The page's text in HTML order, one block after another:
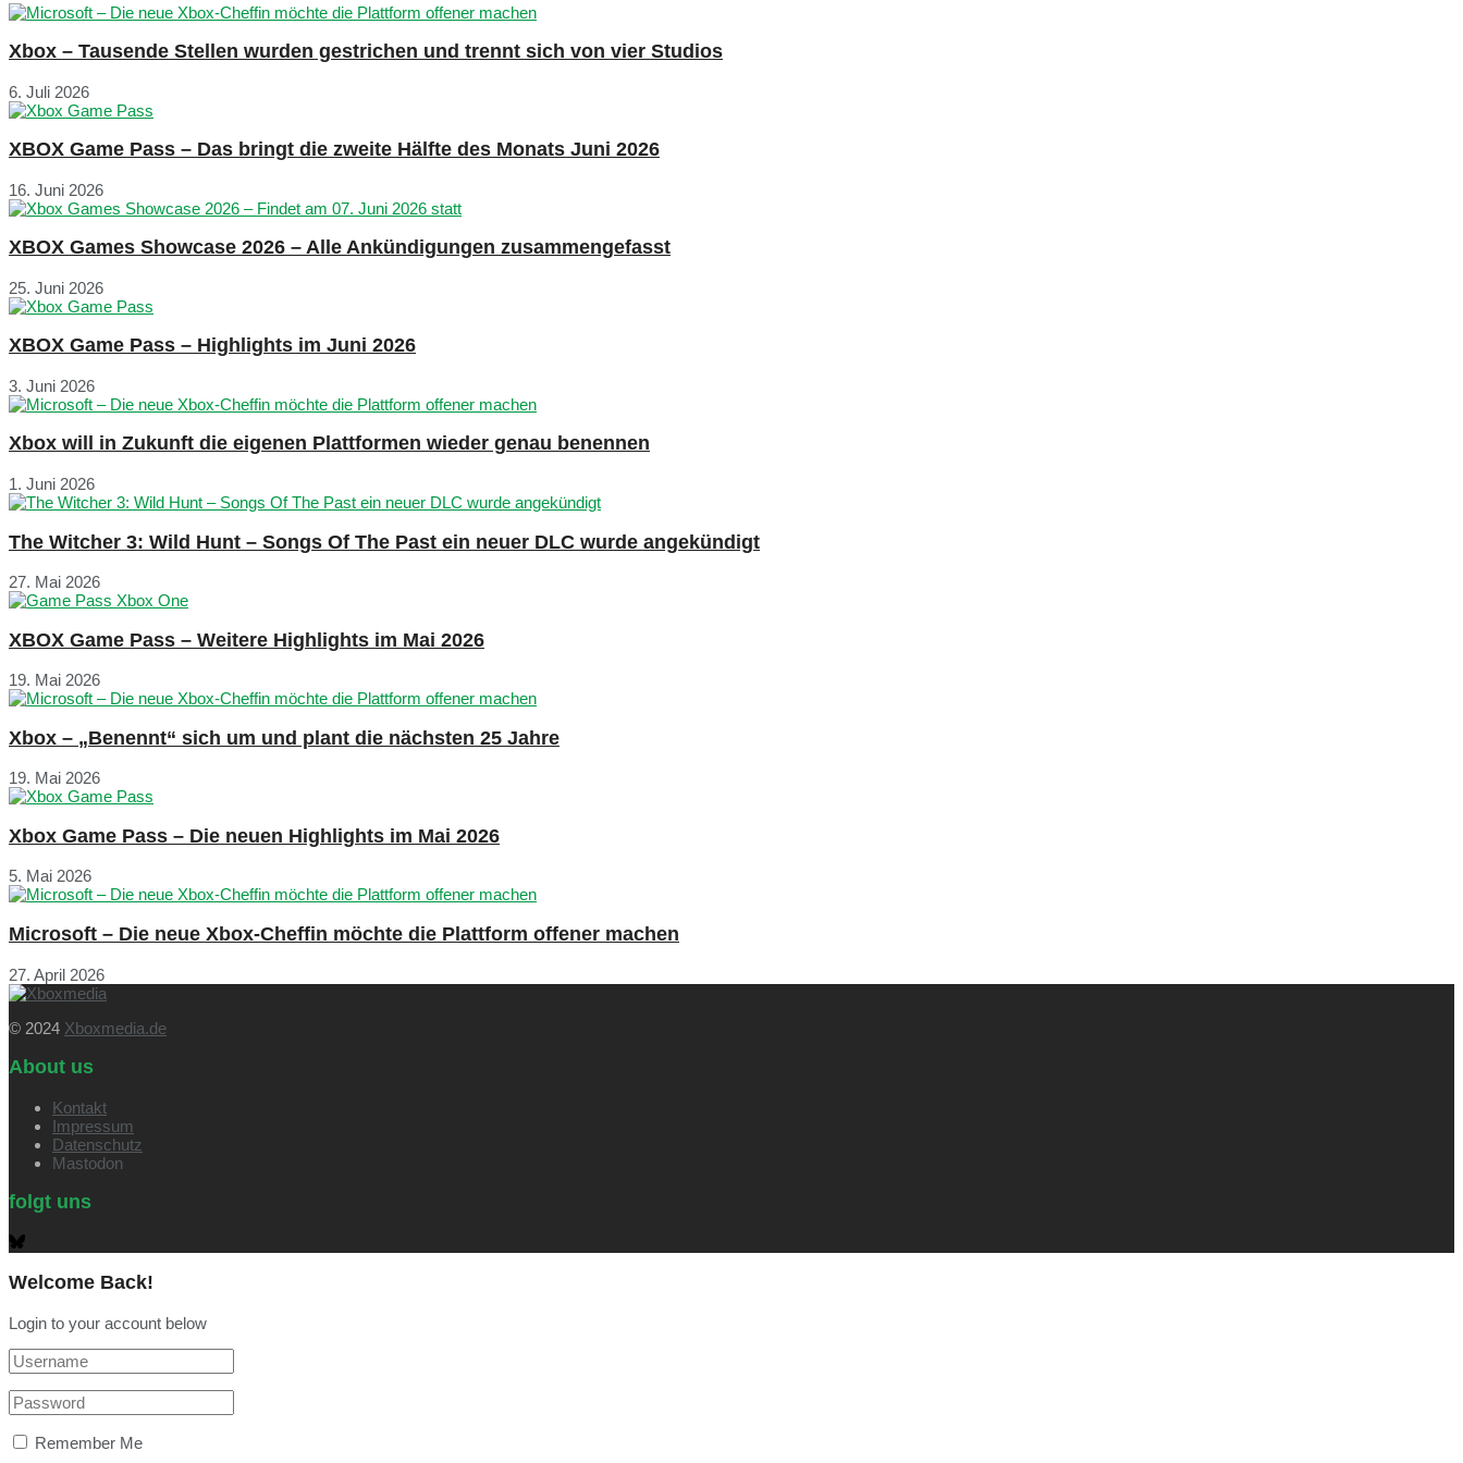
Xbox – Tausende Stellen wurden gestrichen und trennt sich von vier Studios
6. Juli 2026
XBOX Game Pass – Das bringt die zweite Hälfte des Monats Juni 2026
16. Juni 2026
XBOX Games Showcase 2026 – Alle Ankündigungen zusammengefasst
25. Juni 2026
XBOX Game Pass – Highlights im Juni 2026
3. Juni 2026
Xbox will in Zukunft die eigenen Plattformen wieder genau benennen
1. Juni 2026
The Witcher 3: Wild Hunt – Songs Of The Past ein neuer DLC wurde angekündigt
27. Mai 2026
XBOX Game Pass – Weitere Highlights im Mai 2026
19. Mai 2026
Xbox – „Benennt“ sich um und plant die nächsten 25 Jahre
19. Mai 2026
Xbox Game Pass – Die neuen Highlights im Mai 2026
5. Mai 2026
Microsoft – Die neue Xbox-Cheffin möchte die Plattform offener machen
27. April 2026
© 2024 Xboxmedia.de
About us
Kontakt
Impressum
Datenschutz
Mastodon
folgt uns
Welcome Back!
Login to your account below
Remember Me